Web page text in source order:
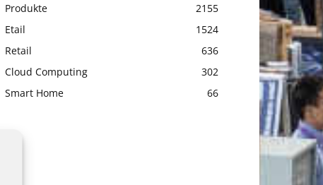
Produkte
2155
Etail
1524
Retail
636
Cloud Computing
302
Smart Home
66